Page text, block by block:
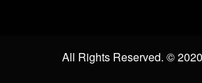
All Rights Reserved. © 2020